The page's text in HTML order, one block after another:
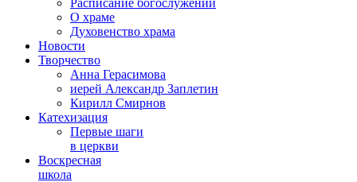
Расписание богослужений
О храме
Духовенство храма
Новости
Творчество
Анна Герасимова
иерей Александр Заплетин
Кирилл Смирнов
Катехизация
Первые шаги
в церкви
Воскресная
школа